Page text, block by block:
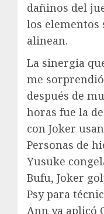
dañinos del
los elementos
alinean.
La sinergia
me sorprendió
después de
horas fue la
con Joker
Personas de
Yusuke
Bufu, Joker
Psy para
Ann ya aplicó